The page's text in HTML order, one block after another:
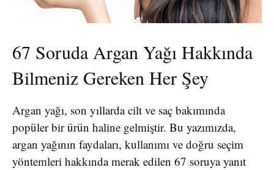
67 Soruda Argan Yağı Hakkında
Bilmeniz Gereken Her Şey
Argan yağı, son yıllarda cilt ve saç bakımında
popüler bir ürün haline gelmiştir. Bu yazımızda,
argan yağının faydaları, kullanımı ve doğru seçim
yöntemleri hakkında merak edilen 67 soruya yanıt